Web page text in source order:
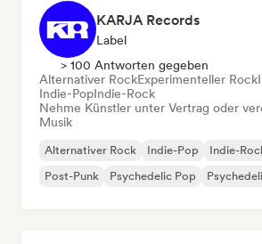
KARJA Records
Label
> 100 Antworten gegeben
Alternativer RockExperimenteller Rock
Indie-PopIndie-Rock
Nehme Künstler unter Vertrag oder
Musik
Alternativer Rock Indie-Pop Indie-
Post-Punk
Psychedelic Pop